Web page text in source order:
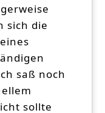
sich die
saß noch
sollte